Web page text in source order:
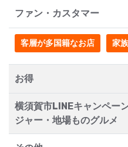
ファン・カスタマー
客層が多国籍なお店 家
お得
横須賀市LINEキャンペ
ジャー・地場ものグルメ